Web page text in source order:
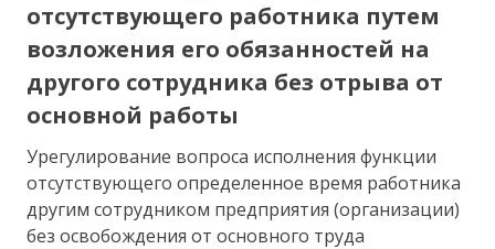
отсутствующего работника путем
возложения его обязанностей на
другого сотрудника без отрыва от
основной работы
Урегулирование вопроса исполнения функции
отсутствующего определенное время работника
другим сотрудником предприятия (организации)
без освобождения от основного труда